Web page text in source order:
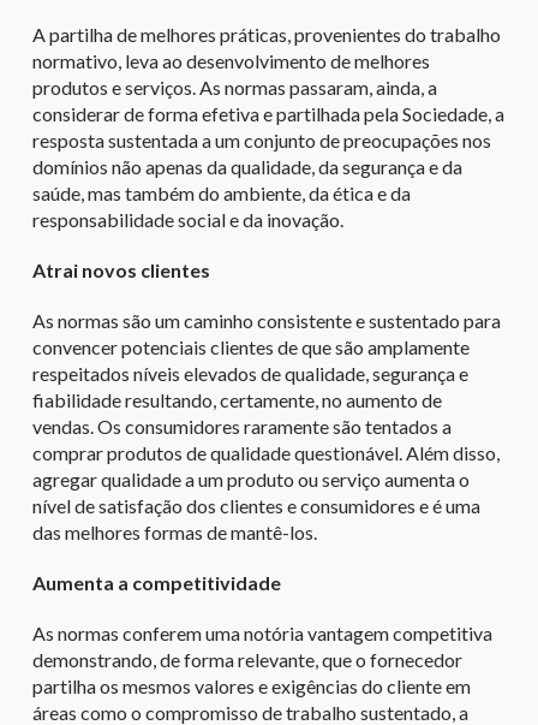
A partilha de melhores práticas, provenientes do trabalho
normativo, leva ao desenvolvimento de melhores
produtos e serviços. As normas passaram, ainda, a
considerar de forma efetiva e partilhada pela Sociedade, a
resposta sustentada a um conjunto de preocupações nos
domínios não apenas da qualidade, da segurança e da
saúde, mas também do ambiente, da ética e da
responsabilidade social e da inovação.
Atrai novos clientes
As normas são um caminho consistente e sustentado para
convencer potenciais clientes de que são amplamente
respeitados níveis elevados de qualidade, segurança e
fiabilidade resultando, certamente, no aumento de
vendas. Os consumidores raramente são tentados a
comprar produtos de qualidade questionável. Além disso,
agregar qualidade a um produto ou serviço aumenta o
nível de satisfação dos clientes e consumidores e é uma
das melhores formas de mantê-los.
Aumenta a competitividade
As normas conferem uma notória vantagem competitiva
demonstrando, de forma relevante, que o fornecedor
partilha os mesmos valores e exigências do cliente em
áreas como o compromisso de trabalho sustentado, a